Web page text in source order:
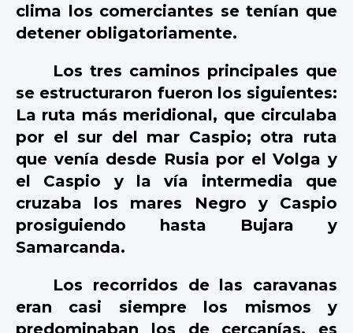
clima los comerciantes se tenían que
detener obligatoriamente.
Los tres caminos principales que
se estructuraron fueron los siguientes:
La ruta más meridional, que circulaba
por el sur del mar Caspio; otra ruta
que venía desde Rusia por el Volga y
el Caspio y la vía intermedia que
cruzaba los mares Negro y Caspio
prosiguiendo hasta Bujara y
Samarcanda.
Los recorridos de las caravanas
eran casi siempre los mismos y
predominaban los de cercanías, es